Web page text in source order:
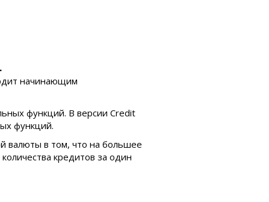
начинающим
функций. В версии Credit
функций.
валюты в том, что на большее
кредитов за один